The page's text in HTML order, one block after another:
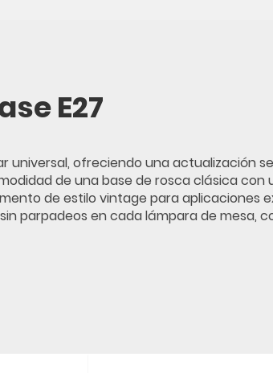
E27
universal, ofreciendo una actualización
de una base de rosca clásica
de estilo vintage para aplicaciones
parpadeos en cada lámpara de mesa,